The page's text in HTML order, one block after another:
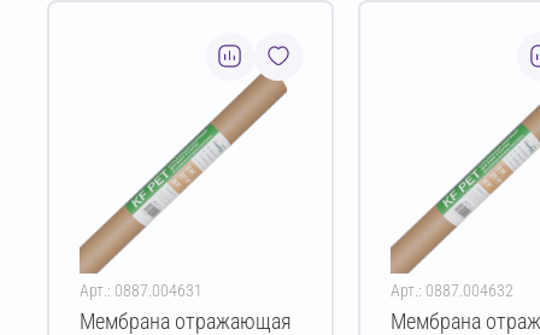
Арт.: 0887.004631
Мембрана отражающая
Арт.: 0887.004632
Мембрана